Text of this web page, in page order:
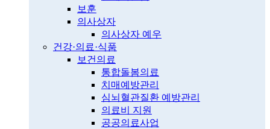
보훈
의사상자
의사상자 예우
건강·의료·식품
보건의료
통합돌봄의료
치매예방관리
심뇌혈관질환 예방관리
의료비 지원
공공의료사업